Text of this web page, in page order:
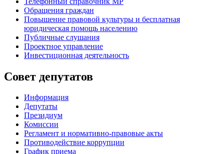
Обращения граждан
Повышение правовой культуры и бесплатная
юридическая помощь населению
Публичные слушания
Проектное управление
Инвестиционная деятельность
Совет депутатов
Информация
Депутаты
Президиум
Комиссии
Регламент и нормативно-правовые акты
Противодействие коррупции
График приема